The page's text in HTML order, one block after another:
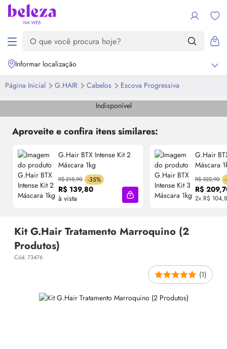
Informar localização
Página Inicial G.HAIR Cabelos
Escova Progressiva
Indisponível
Aproveite e confira itens similares:
G.Hair BTX Intense Kit 2
Máscara 1kg
R$ 215,90 -35%
R$ 139,80
à vista
Adicionar à sacola
G.Hair
Máscara
R$ 322,90
R$
2x R$
Kit G.Hair Tratamento Marroquino (2
Produtos)
Cód. 73476
(1)